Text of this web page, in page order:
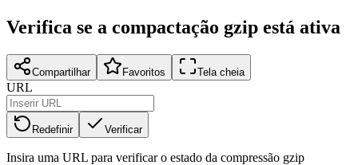
Verifica se a compactação gzip está ativa
Compartilhar Favoritos Tela cheia
URL
Redefinir Verificar
Insira uma URL para verificar o estado da compressão gzip